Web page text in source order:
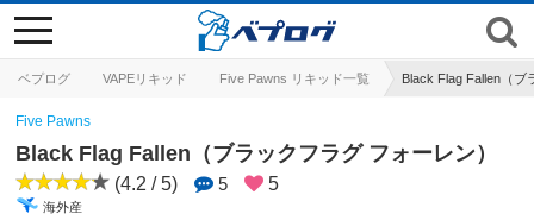
ベプログ VAPEリキッド Five Pawns リキッド一覧 Black Flag Fallen（ブ
toggle
navigation
Five Pawns
Black Flag Fallen（ブラックフラグ フォーレン）
(4.2 / 5) 5 5
海外産